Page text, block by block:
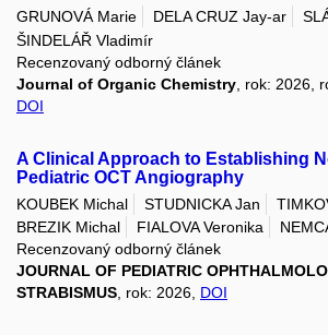
GRUNOVÁ Marie DELA CRUZ Jay-ar
ŠINDELÁŘ Vladimír
Recenzovaný odborný článek
Journal of Organic Chemistry , rok: 2026,
DOI
A Clinical Approach to Establishing
Pediatric OCT Angiography
KOUBEK Michal STUDNICKA Jan
BREZIK Michal
FIALOVA Veronika
Recenzovaný odborný článek
JOURNAL OF PEDIATRIC
STRABISMUS , rok: 2026, DOI